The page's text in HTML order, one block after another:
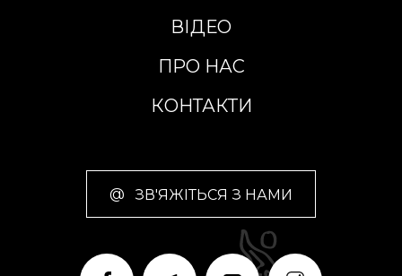
ВІДЕО
ПРО НАС
КОНТАКТИ
@ ЗВ'ЯЖІТЬСЯ З НАМИ